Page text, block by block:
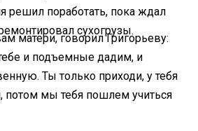
решил поработать, пока ждал
сухогрузы.
матери, говорил Григорьеву:
и подъемные дадим, и
Ты только приходи, у тебя
потом мы тебя пошлем учиться